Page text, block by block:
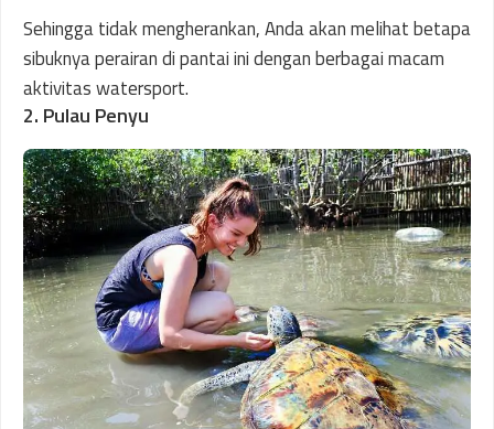
Sehingga tidak mengherankan, Anda akan melihat betapa
sibuknya perairan di pantai ini dengan berbagai macam
aktivitas watersport.
2. Pulau Penyu